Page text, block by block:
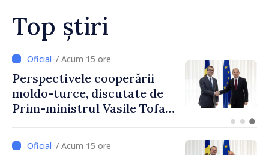
Top știri
/ Acum 12 ore
Forumul Diasporei //
Republica Moldova,
promovată în Elveția prin
exporturi
/ Acum 15 ore